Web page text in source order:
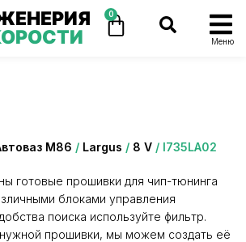
0
Меню
М86 / Largus / 8 V / I735LA02
готовые прошивки для чип-тюнинга
блоками управления
поиска используйте фильтр.
нужной прошивки, мы можем создать её